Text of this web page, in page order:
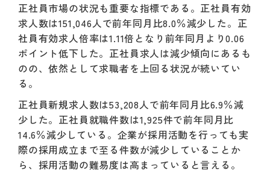
正社員市場の状況も重要な指標である。正社員有効
求人数は151,046人で前年同月比8.0％減少した。正
社員有効求人倍率は1.11倍となり前年同月より0.06
ポイント低下した。正社員求人は減少傾向にあるも
のの、依然として求職者を上回る状況が続いてい
る。
正社員新規求人数は53,208人で前年同月比6.9％減
少した。正社員就職件数は1,925件で前年同月比
14.6％減少している。企業が採用活動を行っても実
際の採用成立まで至る件数が減少していることか
ら、採用活動の難易度は高まっていると言える。